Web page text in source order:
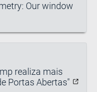
Our window
realiza mais
Portas Abertas"